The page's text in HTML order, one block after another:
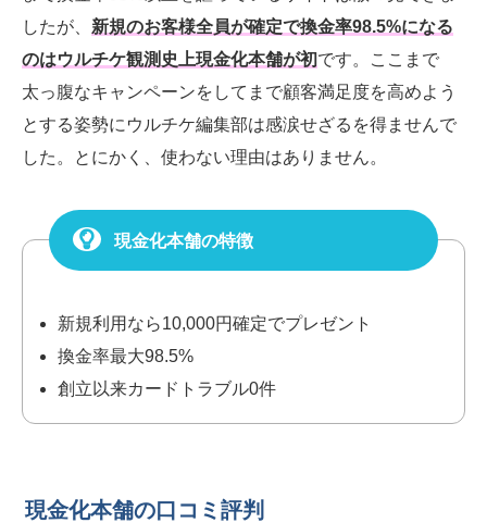
したが、 新規のお客様全員が確定で換金率98.5%になる
のはウルチケ観測史上現金化本舗が初です。
ここまで
太っ腹なキャンペーンをしてまで顧客満足度を高めよう
とする姿勢にウルチケ編集部は感涙せざるを得ませんで
した。とにかく、使わない理由はありません。
現金化本舗の特徴
新規利用なら10,000円確定でプレゼント
換金率最大98.5%
創立以来カードトラブル0件
現金化本舗の口コミ評判